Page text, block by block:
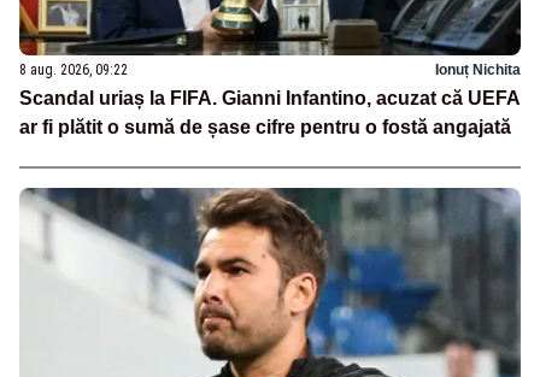
8 aug. 2026, 09:22 Ionuț Nichita
Scandal uriaș la FIFA. Gianni Infantino, acuzat că UEFA
ar fi plătit o sumă de șase cifre pentru o fostă angajată